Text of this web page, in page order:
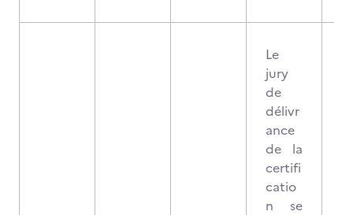
Le
jury
de
délivr
ance
de la
certifi
catio
n se